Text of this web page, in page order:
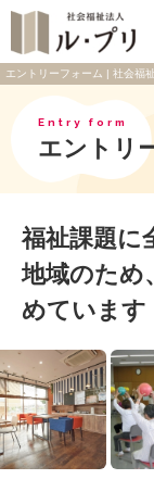
エントリーフォーム | 社会福
Entry form
エントリ
福祉課題に
地域のため
めています